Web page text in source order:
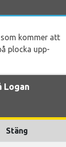
kommer att
plocka upp-
Logan
Stäng